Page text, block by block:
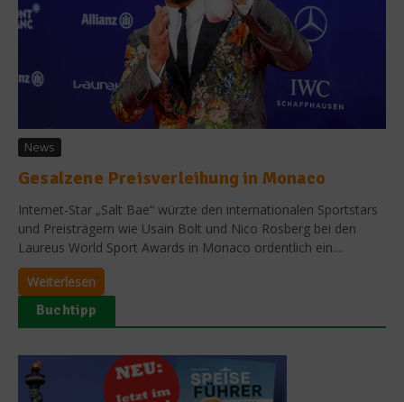
News
Gesalzene Preisverleihung in Monaco
Internet-Star „Salt Bae“ würzte den internationalen Sportstars
und Preisträgern wie Usain Bolt und Nico Rosberg bei den
Laureus World Sport Awards in Monaco ordentlich ein....
Weiterlesen
Buchtipp